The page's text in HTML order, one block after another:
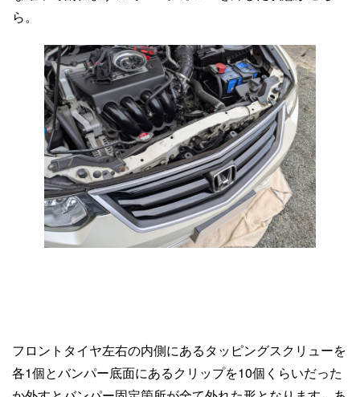
ら。
フロントタイヤ左右の内側にあるタッピングスクリューを
各1個とバンパー底面にあるクリップを10個くらいだった